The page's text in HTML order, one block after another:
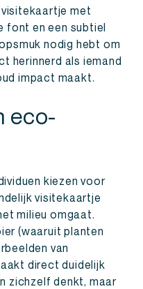
met
font en een subtiel
nodig hebt om
herinnerd als iemand
impact maakt.
eco-
kiezen voor
visitekaartje
milieu omgaat.
(waaruit planten
van
direct duidelijk
zichzelf denkt, maar